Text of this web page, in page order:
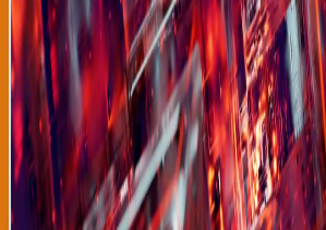
antes de 2050. Para países
representa oportunidad única de reducir
morbimortalidad tuberculosa sin requerir
en infraestructura médica costosa.
humanos en Perú, Colombia y Ecuador han
gobiernos adopten inmediatamente esta
de sistemas nacionales de salud. Los
implementación global completa de este
prevenir 5 millones de muertes por
década.